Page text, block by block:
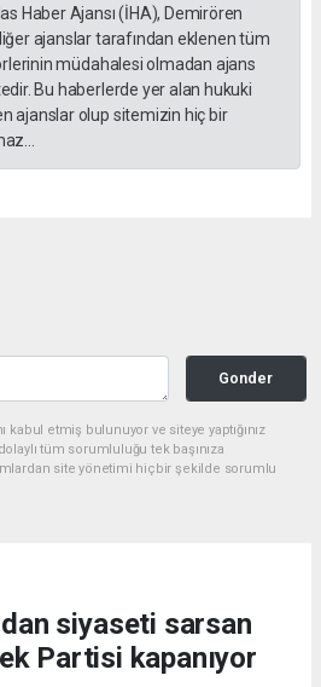
Haber Ajansı (İHA), Demirören
ajanslar tarafından eklenen tüm
müdahalesi olmadan ajans
Bu haberlerde yer alan hukuki
ajanslar olup sitemizin hiç bir
Gonder
kabul etmiş bulunuyor ve siteye yaptığınız
tüm sorumluluğu tek başınıza
site yönetimi hiçbir şekilde sorumlu
siyaseti sarsan
Partisi kapanıyor